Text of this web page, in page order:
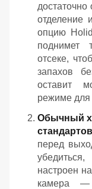
отделение
опцию
поднимет
отсеке,
запахов
оставит
режиме для
Обычный
стандартов
перед
настроен
камера —